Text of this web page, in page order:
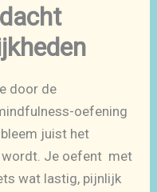
door de
oefening
juist het
wordt. Je oefent met
wat lastig, pijnlijk